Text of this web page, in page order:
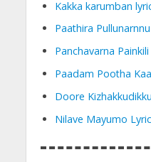
Kakka karumban
Paathira
Panchavarna
Paadam Pootha
Doore
Nilave Mayumo